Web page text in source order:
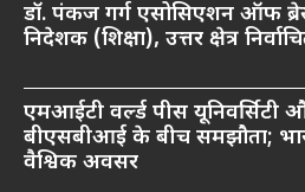
डॉ. पंकज गर्ग एसोसिएशन ऑफ
निदेशक (शिक्षा), उत्तर क्षेत्र
एमआईटी वर्ल्ड पीस यूनिवर्सिटी
बीएसबीआई के बीच समझौता;
वैश्विक अवसर